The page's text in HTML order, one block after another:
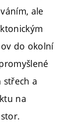
ale
do okolní
střech a
na